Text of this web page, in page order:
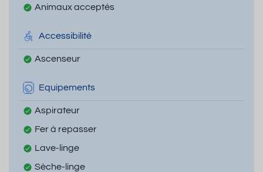
Animaux acceptés
Accessibilité
Ascenseur
Equipements
Aspirateur
Fer à repasser
Lave-linge
Sèche-linge